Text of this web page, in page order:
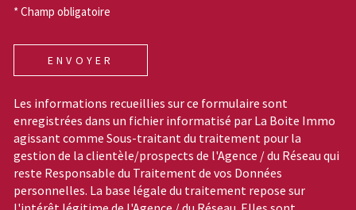
* Champ obligatoire
ENVOYER
Les informations recueillies sur ce formulaire sont
enregistrées dans un fichier informatisé par La Boite Immo
agissant comme Sous-traitant du traitement pour la
gestion de la clientèle/prospects de l'Agence / du Réseau qui
reste Responsable du Traitement de vos Données
personnelles. La base légale du traitement repose sur